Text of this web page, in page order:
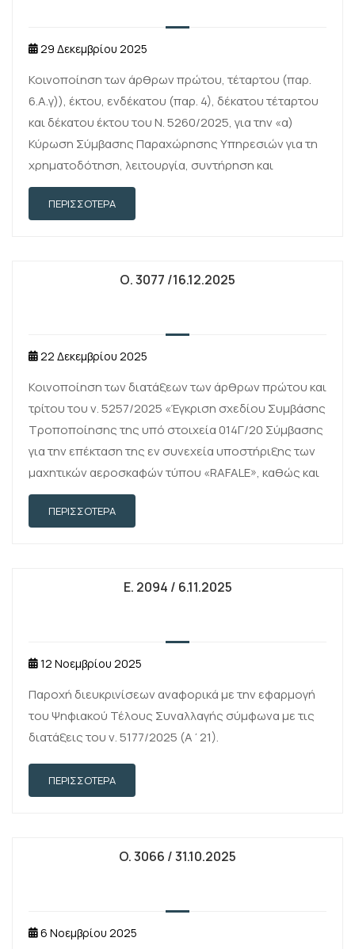
29 Δεκεμβρίου 2025
Κοινοποίηση των άρθρων πρώτου, τέταρτου (παρ.
6.Α.γ)), έκτου, ενδέκατου (παρ. 4), δέκατου τέταρτου
και δέκατου έκτου του Ν. 5260/2025, για την «α)
Κύρωση Σύμβασης Παραχώρησης Υπηρεσιών για τη
χρηματοδότηση, λειτουργία, συντήρηση και
εκμετάλλευση της Εγνατίας Οδού και τροποποίησής
της, β) …
ΠΕΡΙΣΣΌΤΕΡΑ
Ο. 3077 /16.12.2025
22 Δεκεμβρίου 2025
Κοινοποίηση των διατάξεων των άρθρων πρώτου και
τρίτου του ν. 5257/2025 «Έγκριση σχεδίου Συμβάσης
Τροποποίησης της υπό στοιχεία 014Γ/20 Σύμβασης
για την επέκταση της εν συνεχεία υποστήριξης των
μαχητικών αεροσκαφών τύπου «RAFALE», καθώς και
του σημείου VIII. του σχεδίου της …
ΠΕΡΙΣΣΌΤΕΡΑ
E. 2094 / 6.11.2025
12 Νοεμβρίου 2025
Παροχή διευκρινίσεων αναφορικά με την εφαρμογή
του Ψηφιακού Τέλους Συναλλαγής σύμφωνα με τις
διατάξεις του ν. 5177/2025 (Α΄21).
ΠΕΡΙΣΣΌΤΕΡΑ
O. 3066 / 31.10.2025
6 Νοεμβρίου 2025